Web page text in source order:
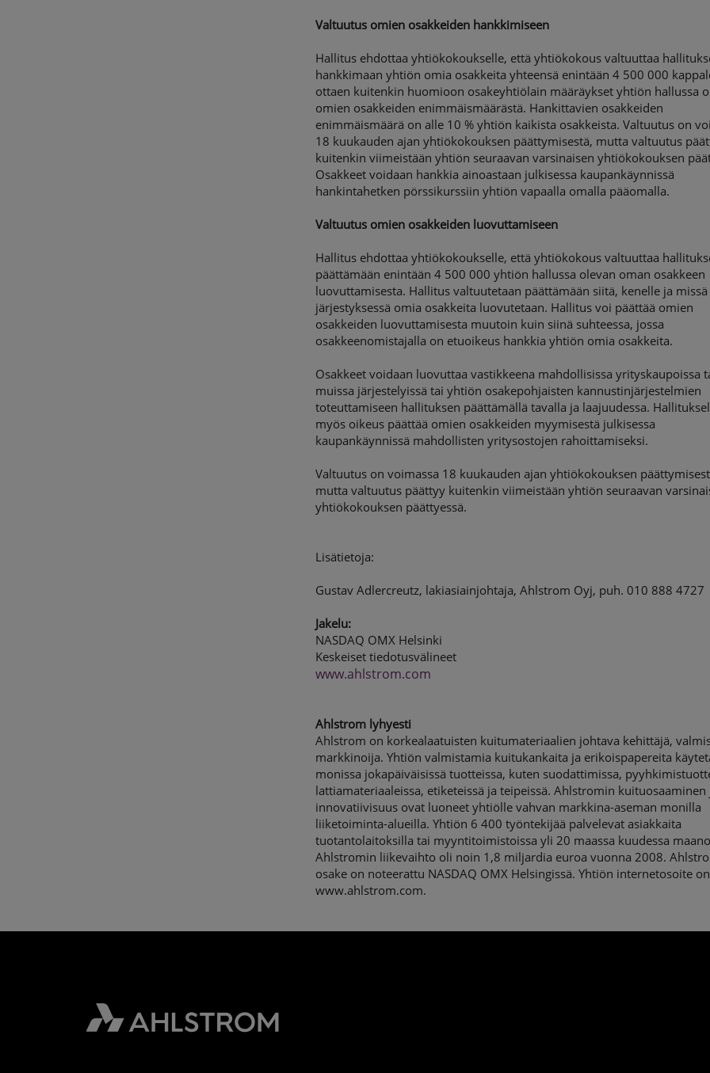
Valtuutus omien osakkeiden hankkimiseen
Hallitus ehdottaa yhtiökokoukselle, että yhtiökokous valtuuttaa
hankkimaan yhtiön omia osakkeita yhteensä enintään 4 500 000
ottaen kuitenkin huomioon osakeyhtiölain määräykset yhtiön hallussa
omien osakkeiden enimmäismäärästä. Hankittavien osakkeiden
enimmäismäärä on alle 10 % yhtiön kaikista osakkeista. Valtuutus on
18 kuukauden ajan yhtiökokouksen päättymisestä, mutta valtuutus
kuitenkin viimeistään yhtiön seuraavan varsinaisen yhtiökokouksen
Osakkeet voidaan hankkia ainoastaan julkisessa kaupankäynnissä
hankintahetken pörssikurssiin yhtiön vapaalla omalla pääomalla.
Valtuutus omien osakkeiden luovuttamiseen
Hallitus ehdottaa yhtiökokoukselle, että yhtiökokous valtuuttaa
päättämään enintään 4 500 000 yhtiön hallussa olevan oman osakkeen
luovuttamisesta. Hallitus valtuutetaan päättämään siitä, kenelle ja missä
järjestyksessä omia osakkeita luovutetaan. Hallitus voi päättää omien
osakkeiden luovuttamisesta muutoin kuin siinä suhteessa, jossa
osakkeenomistajalla on etuoikeus hankkia yhtiön omia osakkeita.
Osakkeet voidaan luovuttaa vastikkeena mahdollisissa yrityskaupoissa
muissa järjestelyissä tai yhtiön osakepohjaisten kannustinjärjestelmien
toteuttamiseen hallituksen päättämällä tavalla ja laajuudessa.
myös oikeus päättää omien osakkeiden myymisestä julkisessa
kaupankäynnissä mahdollisten yritysostojen rahoittamiseksi.
Valtuutus on voimassa 18 kuukauden ajan yhtiökokouksen
mutta valtuutus päättyy kuitenkin viimeistään yhtiön seuraavan
yhtiökokouksen päättyessä.
Lisätietoja:
Gustav Adlercreutz, lakiasiainjohtaja, Ahlstrom Oyj, puh. 010 888 4727
Jakelu:
NASDAQ OMX Helsinki
Keskeiset tiedotusvälineet
www.ahlstrom.com
Ahlstrom lyhyesti
Ahlstrom on korkealaatuisten kuitumateriaalien johtava kehittäjä,
markkinoija. Yhtiön valmistamia kuitukankaita ja erikoispapereita
monissa jokapäiväisissä tuotteissa, kuten suodattimissa,
lattiamateriaaleissa, etiketeissä ja teipeissä. Ahlstromin kuituosaaminen
innovatiivisuus ovat luoneet yhtiölle vahvan markkina-aseman monilla
liiketoiminta-alueilla. Yhtiön 6 400 työntekijää palvelevat asiakkaita
tuotantolaitoksilla tai myyntitoimistoissa yli 20 maassa kuudessa
Ahlstromin liikevaihto oli noin 1,8 miljardia euroa vuonna 2008.
osake on noteerattu NASDAQ OMX Helsingissä. Yhtiön internetosoite on
www.ahlstrom.com.